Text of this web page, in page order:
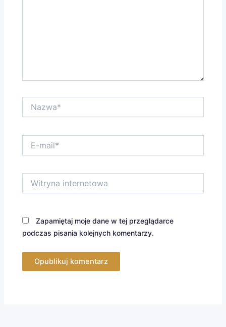
mail*
internetowa
Zapamiętaj moje dane w tej przeglądarce
podczas pisania kolejnych komentarzy.